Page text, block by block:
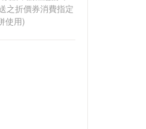
之折價券消費指定
使用)